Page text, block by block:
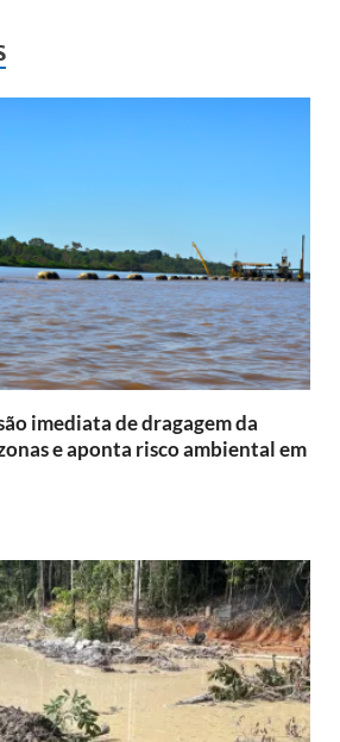
imediata de dragagem da
e aponta risco ambiental em